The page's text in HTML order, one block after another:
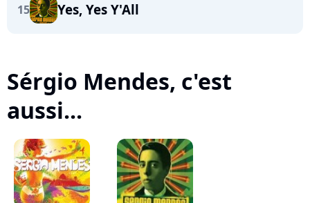
15 Yes, Yes Y'All
Sérgio Mendes, c'est
aussi...